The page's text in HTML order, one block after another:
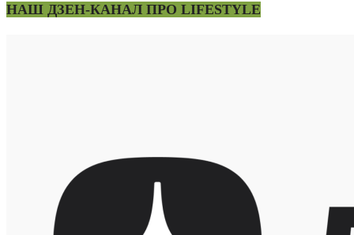
НАШ ДЗЕН-КАНАЛ ПРО LIFESTYLE